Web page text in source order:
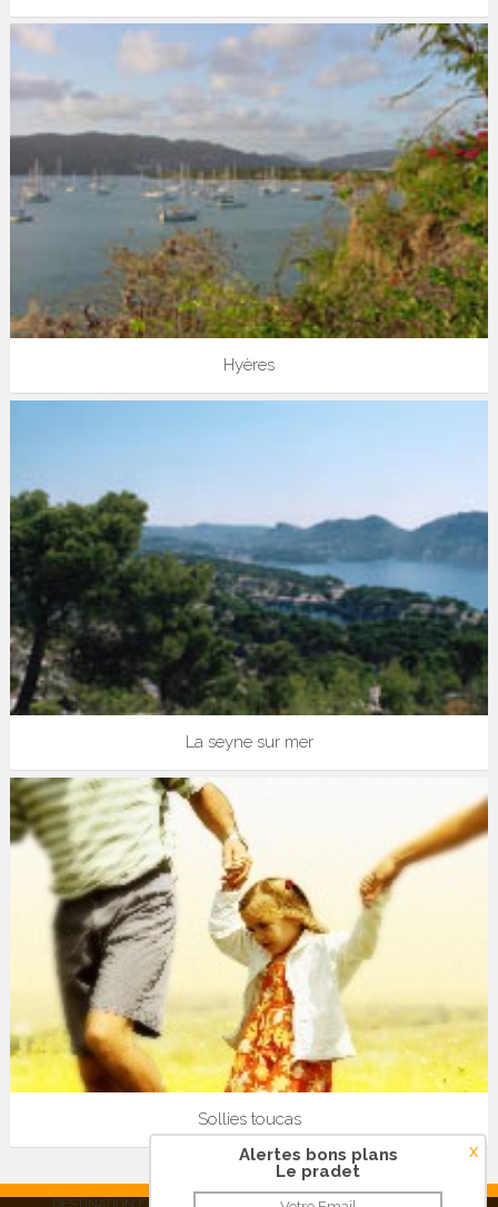
Alertes bons plans
Le pradet
x
Hyères
La seyne sur mer
Sollies toucas
DESTINATION EXPRESS SAS - RCS Créteil 515 038 248 |